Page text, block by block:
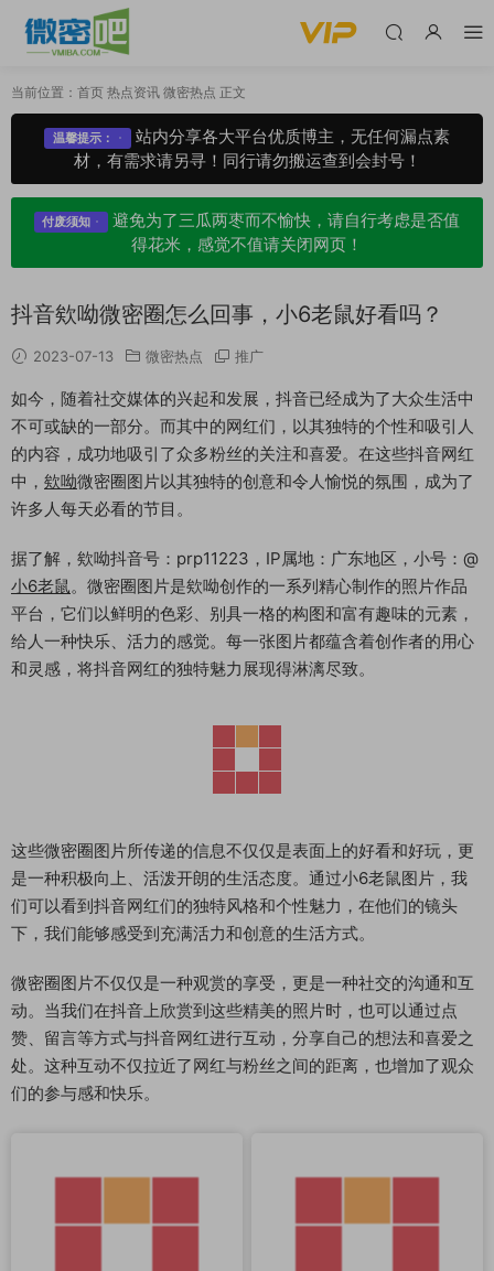
当前位置： 首页 热点资讯 微密热点 正文
温馨提示：
站内分享各大平台优质博主，无任何漏点素
材，有需求请另寻！同行请勿搬运查到会封号！
付废须知
避免为了三瓜两枣而不愉快，请自行考虑是否值
得花米，感觉不值请关闭网页！
抖音欸呦微密圈怎么回事，小6老鼠好看吗？
2023-07-13 微密热点 推广
如今，随着社交媒体的兴起和发展，抖音已经成为了大众生活中
不可或缺的一部分。而其中的网红们，以其独特的个性和吸引人
的内容，成功地吸引了众多粉丝的关注和喜爱。在这些抖音网红
中， 欸呦微密圈图片以其独特的创意和令人愉悦的氛围，成为了
许多人每天必看的节目。
据了解，欸呦抖音号：prp11223，IP属地：广东地区，小号：@
小6老鼠。微密圈图片是欸呦创作的一系列精心制作的照片作品
平台，它们以鲜明的色彩、别具一格的构图和富有趣味的元素，
给人一种快乐、活力的感觉。每一张图片都蕴含着创作者的用心
和灵感，将抖音网红的独特魅力展现得淋漓尽致。
这些微密圈图片所传递的信息不仅仅是表面上的好看和好玩，更
是一种积极向上、活泼开朗的生活态度。通过小6老鼠图片，我
们可以看到抖音网红们的独特风格和个性魅力，在他们的镜头
下，我们能够感受到充满活力和创意的生活方式。
微密圈图片不仅仅是一种观赏的享受，更是一种社交的沟通和互
动。当我们在抖音上欣赏到这些精美的照片时，也可以通过点
赞、留言等方式与抖音网红进行互动，分享自己的想法和喜爱之
处。这种互动不仅拉近了网红与粉丝之间的距离，也增加了观众
们的参与感和快乐。